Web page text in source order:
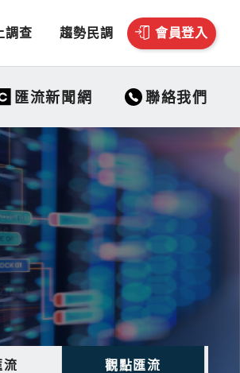
調查 趨勢民調 會員登入
匯流新聞網 聯絡我們
流 觀點匯流